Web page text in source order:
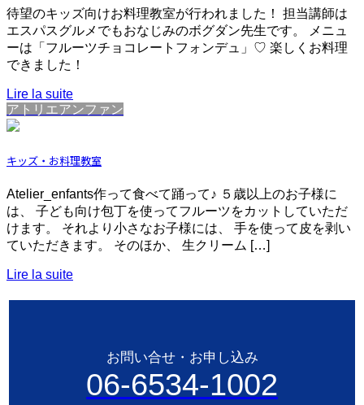
待望のキッズ向けお料理教室が行われました！ 担当講師は
エスパスグルメでもおなじみのボグダン先生です。 メニュ
ーは「フルーツチョコレートフォンデュ」♡ 楽しくお料理
できました！
Lire la suite
アトリエアンファン
キッズ・お料理教室
Atelier_enfants作って食べて踊って♪ ５歳以上のお子様に
は、 子ども向け包丁を使ってフルーツをカットしていただ
けます。 それより小さなお子様には、 手を使って皮を剥い
ていただきます。 そのほか、 生クリーム […]
Lire la suite
お問い合せ・お申し込み
06-6534-1002